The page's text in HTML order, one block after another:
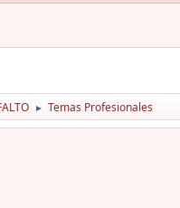
► Temas Profesionales